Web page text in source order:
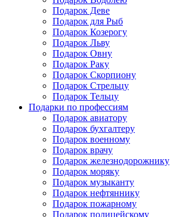
Подарок Деве
Подарок для Рыб
Подарок Козерогу
Подарок Льву
Подарок Овну
Подарок Раку
Подарок Скорпиону
Подарок Стрельцу
Подарок Тельцу
Подарки по профессиям
Подарок авиатору
Подарок бухгалтеру
Подарок военному
Подарок врачу
Подарок железнодорожнику
Подарок моряку
Подарок музыканту
Подарок нефтяннику
Подарок пожарному
Подарок полицейскому